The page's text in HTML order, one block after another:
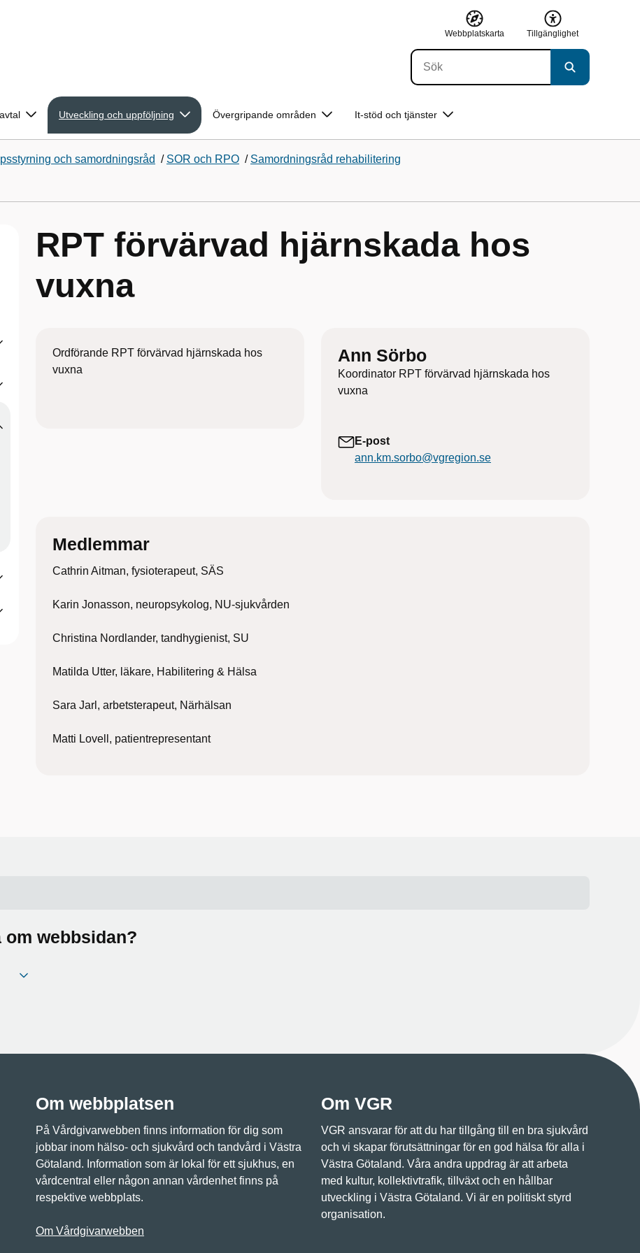
Webbplatskarta Tillgänglighet
Utveckling och uppföljning Övergripande områden It-stöd och tjänster
och samordningsråd / SOR och RPO / Samordningsråd rehabilitering
RPT förvärvad hjärnskada hos
vuxna
Ordförande RPT förvärvad hjärnskada hos
vuxna
Ann Sörbo
Koordinator RPT förvärvad hjärnskada hos
vuxna
E-post
ann.km.sorbo@vgregion.se
Medlemmar
Cathrin Aitman, fysioterapeut, SÄS
Karin Jonasson, neuropsykolog, NU-sjukvården
Christina Nordlander, tandhygienist, SU
Matilda Utter, läkare, Habilitering & Hälsa
Sara Jarl, arbetsterapeut, Närhälsan
Matti Lovell, patientrepresentant
webbsidan?
Om webbplatsen
På Vårdgivarwebben finns information för dig som
jobbar inom hälso- och sjukvård och tandvård i Västra
Götaland. Information som är lokal för ett sjukhus, en
vårdcentral eller någon annan vårdenhet finns på
respektive webbplats.
Om Vårdgivarwebben
Om VGR
VGR ansvarar för att du har tillgång till en bra sjukvård
och vi skapar förutsättningar för en god hälsa för alla i
Västra Götaland. Våra andra uppdrag är att arbeta
med kultur, kollektivtrafik, tillväxt och en hållbar
utveckling i Västra Götaland. Vi är en politiskt styrd
organisation.